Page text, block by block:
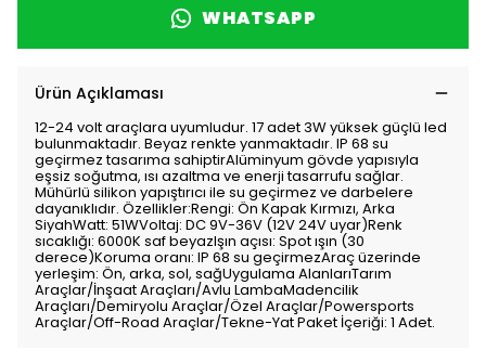
WHATSAPP
Ürün Açıklaması
12-24 volt araçlara uyumludur. 17 adet 3W yüksek güçlü led
bulunmaktadır. Beyaz renkte yanmaktadır. IP 68 su
geçirmez tasarıma sahiptirAlüminyum gövde yapısıyla
eşsiz soğutma, ısı azaltma ve enerji tasarrufu sağlar.
Mühürlü silikon yapıştırıcı ile su geçirmez ve darbelere
dayanıklıdır. Özellikler:Rengi: Ön Kapak Kırmızı, Arka
SiyahWatt: 51WVoltaj: DC 9V-36V (12V 24V uyar)Renk
sıcaklığı: 6000K saf beyazIşın açısı: Spot ışın (30
derece)Koruma oranı: IP 68 su geçirmezAraç üzerinde
yerleşim: Ön, arka, sol, sağUygulama AlanlarıTarım
Araçlar/İnşaat Araçları/Avlu LambaMadencilik
Araçları/Demiryolu Araçlar/Özel Araçlar/Powersports
Araçlar/Off-Road Araçlar/Tekne-Yat Paket İçeriği: 1 Adet.